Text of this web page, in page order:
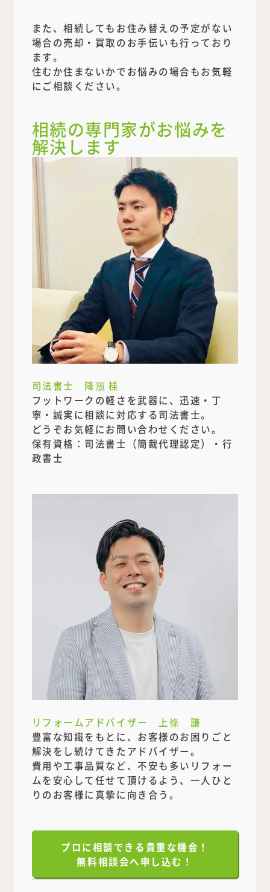
また、相続してもお住み替えの予定がない
場合の売却・買取のお手伝いも行っており
ます。
住むか住まないかでお悩みの場合もお気軽
にご相談ください。
相続の専門家がお悩みを
解決します
司法書士 降籏 桂
フットワークの軽さを武器に、迅速・丁
寧・誠実に相談に対応する司法書士。
どうぞお気軽にお問い合わせください。
保有資格：司法書士（簡裁代理認定）・行
政書士
リフォームアドバイザー 上條 謙
豊富な知識をもとに、お客様のお困りごと
解決をし続けてきたアドバイザー。
費用や工事品質など、不安も多いリフォー
ムを安心して任せて頂けるよう、一人ひと
りのお客様に真摯に向き合う。
プロに相談できる貴重な機会！
無料相談会へ申し込む！